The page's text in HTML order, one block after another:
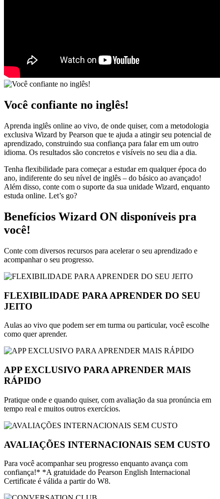
Você confiante no inglês!​
Aprenda inglês online ao vivo, de onde quiser, com a metodologia
exclusiva Wizard by Pearson que te ajuda a atingir seu potencial de
aprendizado, construindo sua confiança para falar em um outro
idioma. Os resultados são concretos e visíveis no seu dia a dia.
Tenha flexibilidade para começar a estudar em qualquer época do
ano, indiferente do seu nível de inglês – do básico ao avançado!
Além disso, conte com o suporte da sua unidade Wizard, enquanto
estuda online. Let’s go?
Benefícios Wizard ON disponíveis pra
você!​
Conte com diversos recursos para acelerar o seu aprendizado e
acompanhar o seu progresso.​
FLEXIBILIDADE PARA APRENDER DO SEU
JEITO
Aulas ao vivo que podem ser em turma ou particular, você escolhe
como quer aprender.
APP EXCLUSIVO PARA APRENDER MAIS
RÁPIDO
Pratique onde e quando quiser, com avaliação da sua pronúncia em
tempo real e muitos outros exercícios.
AVALIAÇÕES INTERNACIONAIS SEM CUSTO
Para você acompanhar seu progresso enquanto avança com
confiança!* *A gratuidade do Pearson English Internacional
Certificate é válida a partir do W8.